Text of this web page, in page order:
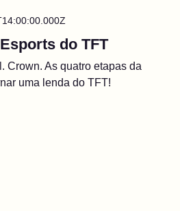
do TFT
Crown. As quatro etapas da
uma lenda do TFT!